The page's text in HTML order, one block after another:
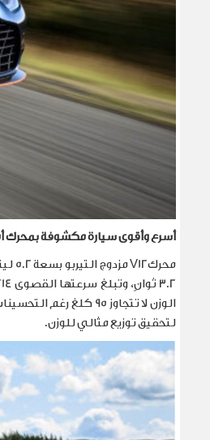
أسرع وأقوى سيارة مكشوفة بمحرك
محركV12مزدوج التيربو بسعة 5.2 ليتر ينتج قوة هائلة تبلغ
3.2 ثوانٍ، وتبلغ سرعتها القصوى
الوزن لا تتجاوز 95 كلغ رغم التحسينات الكبيرة في القوة. تُنقل القوة إلى العجلات الخلفية عبر ناقل حركة
لتحقيق توزيع مثالي للوزن.